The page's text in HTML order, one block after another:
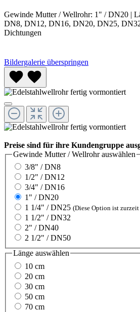
Gewinde Mutter / Wellrohr: 1" / DN20 |
DN8, DN12, DN16, DN20, DN25,
Dichtungen
Bildergalerie überspringen
Preise sind für ihre Kundengruppe
Gewinde Mutter / Wellrohrauswählen
3/8" / DN8
1/2" / DN12
3/4" / DN16
1" / DN20
1 1/4" / DN25 (Diese Option ist
1 1/2" / DN32
2" / DN40
2 1/2" / DN50
Länge auswählen
10 cm
20 cm
30 cm
50 cm
70 cm